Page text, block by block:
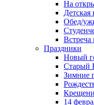
На
Детская
Обед/
Встреча
Праздники
Новый
Старый
Зимние
14